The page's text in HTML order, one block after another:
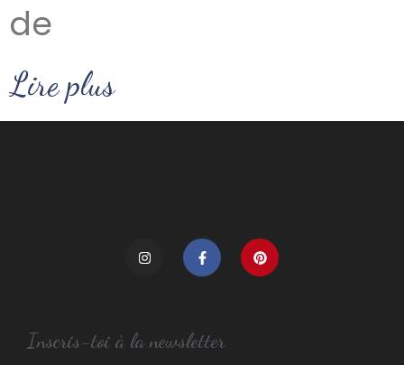
de
Lire plus
Inscris-toi à la newsletter